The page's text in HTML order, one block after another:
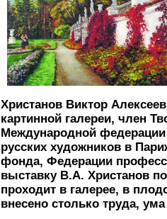
Христанов Виктор
картинной галереи, член
Международной
русских художников в
фонда, Федерации
выставку В.А. Христанов
проходит в галерее, в
внесено столько труда,